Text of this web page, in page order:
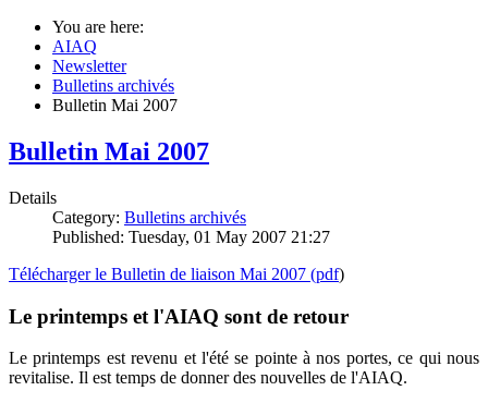
You are here:
AIAQ
Newsletter
Bulletins archivés
Bulletin Mai 2007
Bulletin Mai 2007
Details
Category: Bulletins archivés
Published: Tuesday, 01 May 2007 21:27
Télécharger le Bulletin de liaison Mai 2007 (pdf)
Le printemps et l'AIAQ sont de retour
Le printemps est revenu et l'été se pointe à nos portes, ce qui nous
revitalise. Il est temps de donner des nouvelles de l'AIAQ.